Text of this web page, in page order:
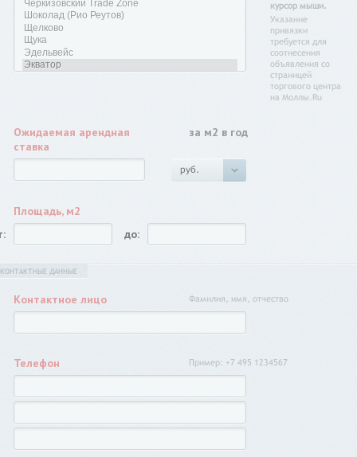
курсор мыши.
Указание
привязки
требуется для
соотнесения
объявления со
страницей
торгового центра
на Моллы.Ru
Ожидаемая арендная
ставка
руб.
за м2 в год
Площадь, м2
до:
КОНТАКТНЫЕ ДАННЫЕ
Контактное лицо Фамилия, имя, отчество
Телефон Пример: +7 495 1234567